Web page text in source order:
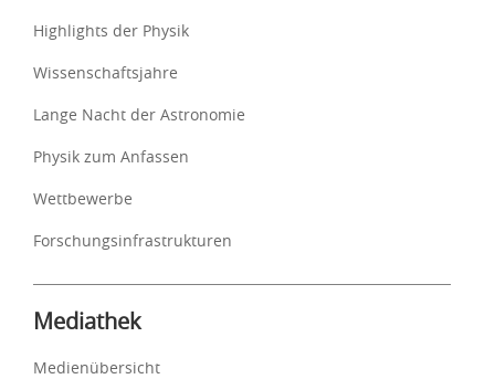
Highlights der Physik
Wissenschaftsjahre
Lange Nacht der Astronomie
Physik zum Anfassen
Wettbewerbe
Forschungsinfrastrukturen
Mediathek
Medienübersicht